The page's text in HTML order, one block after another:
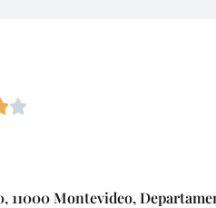
11000 Montevideo,